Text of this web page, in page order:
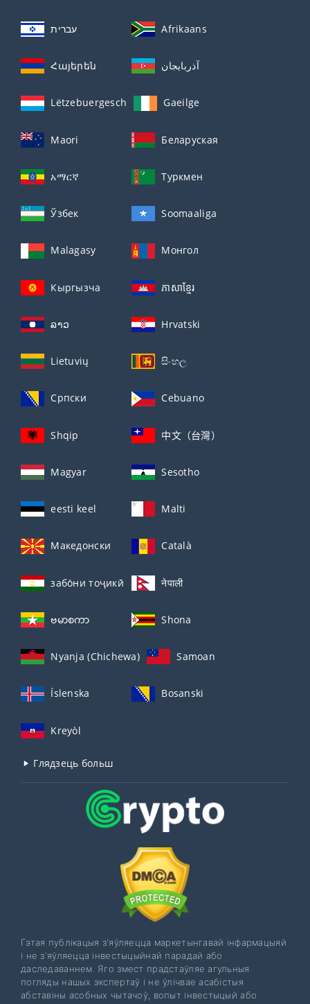
עברית Afrikaans
Հայերեն آذربايجان
Lëtzebuergesch Gaeilge
Maori Беларуская
አማርኛ Туркмен
Ўзбек Soomaaliga
Malagasy Монгол
Кыргызча ភាសាខ្មែរ
ລາວ Hrvatski
Lietuvių සිංහල
Српски Cebuano
Shqip 中文（台灣）
Magyar Sesotho
eesti keel Malti
Македонски Català
забо́ни тоҷикӣ́ नेपाली
ဗမာစကာ Shona
Nyanja (Chichewa) Samoan
Íslenska Bosanski
Kreyòl
Глядзець больш
Гэтая публікацыя з'яўляецца маркетынгавай інфармацыяй
і не з'яўляецца інвестыцыйнай парадай або
даследаваннем. Яго змест прадстаўляе агульныя
погляды нашых экспертаў і не ўлічвае асабістыя
абставіны асобных чытачоў, вопыт інвестыцый або